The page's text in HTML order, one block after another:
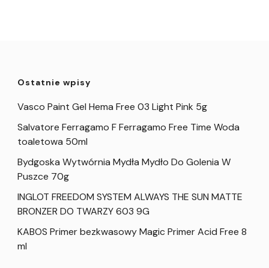
Ostatnie wpisy
Vasco Paint Gel Hema Free 03 Light Pink 5g
Salvatore Ferragamo F Ferragamo Free Time Woda
toaletowa 50ml
Bydgoska Wytwórnia Mydła Mydło Do Golenia W
Puszce 70g
INGLOT FREEDOM SYSTEM ALWAYS THE SUN MATTE
BRONZER DO TWARZY 603 9G
KABOS Primer bezkwasowy Magic Primer Acid Free 8
ml